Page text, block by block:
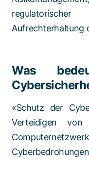
Aufrechterhaltung
Was
«Schutz der
Verteidigen